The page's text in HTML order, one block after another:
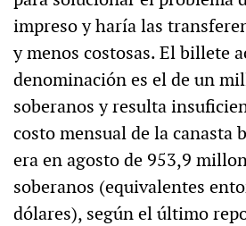
impreso y haría las
y menos costosas. El billete
denominación es el de un
soberanos y resulta
costo mensual de la canasta
era en agosto de 953,9
soberanos (equivalentes
dólares), según el último